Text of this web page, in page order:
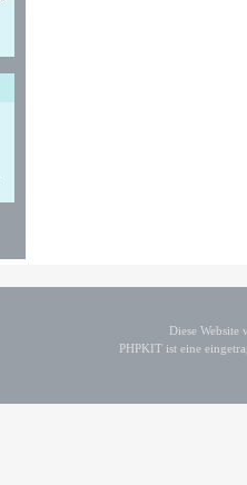
Diese
PHPKIT ist eine